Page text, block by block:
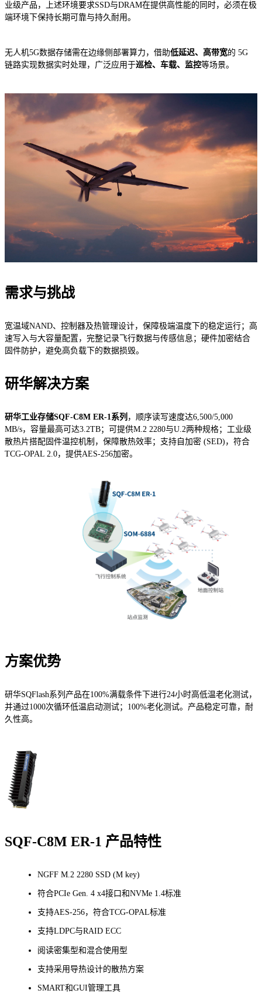
业级产品，上述环境要求SSD与DRAM在提供高性能的同时，必须在极
端环境下保持长期可靠与持久耐用。
无人机5G数据存储需在边缘侧部署算力，借助低延迟、高带宽的 5G
链路实现数据实时处理，广泛应用于巡检、车载、监控等场景。
需求与挑战
宽温域NAND、控制器及热管理设计，保障极端温度下的稳定运行；高
速写入与大容量配置，完整记录飞行数据与传感信息；硬件加密结合
固件防护，避免高负载下的数据损毁。
研华解决方案
研华工业存储SQF-C8M ER-1系列 ，顺序读写速度达6,500/5,000
MB/s，容量最高可达3.2TB；可提供M.2 2280与U.2两种规格；工业级
散热片搭配固件温控机制，保障散热效率；支持自加密 (SED)，符合
TCG-OPAL 2.0，提供AES-256加密。
方案优势
研华SQFlash系列产品在100%满载条件下进行24小时高低温老化测试，
并通过1000次循环低温启动测试；100%老化测试。产品稳定可靠，耐
久性高。
SQF-C8M ER-1 产品特性
NGFF M.2 2280 SSD (M key)
符合PCIe Gen. 4 x4接口和NVMe 1.4标准
支持AES-256，符合TCG-OPAL标准
支持LDPC与RAID ECC
阅读密集型和混合使用型
支持采用导热设计的散热方案
SMART和GUI管理工具